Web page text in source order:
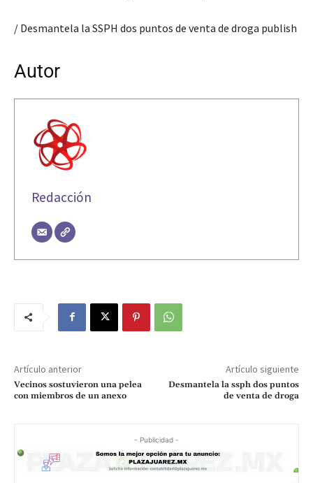
/ Desmantela la SSPH dos puntos de venta de droga publish
Autor
Redacción
Artículo anterior
Vecinos sostuvieron una pelea
con miembros de un anexo
Artículo siguiente
Desmantela la ssph dos puntos
de venta de droga
- Publicidad -